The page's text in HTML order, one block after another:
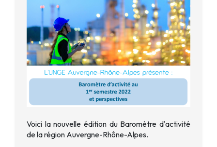
Voici la nouvelle édition du Baromètre d'activité
de la région Auvergne-Rhône-Alpes.